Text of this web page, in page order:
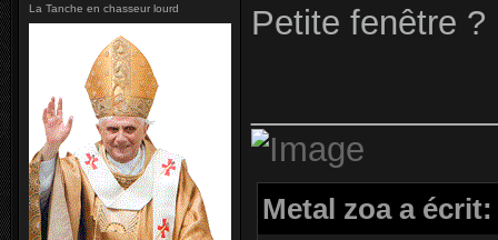
La Tanche en chasseur lourd Petite fenêtre ?
Metal zoa a écrit: